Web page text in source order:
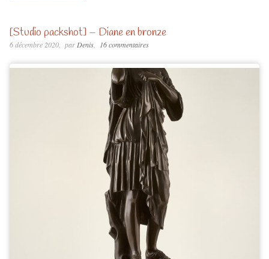
[Studio packshot] – Diane en bronze
6 décembre 2020 parDenis 16 commentaires